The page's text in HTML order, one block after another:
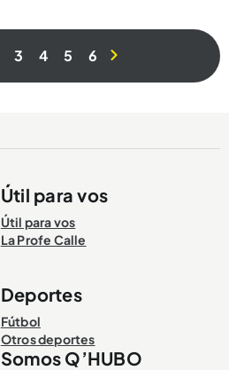
3 4 5 6
Útil para vos
Útil para vos
La Profe Calle
Deportes
Fútbol
Otros deportes
Somos Q’HUBO